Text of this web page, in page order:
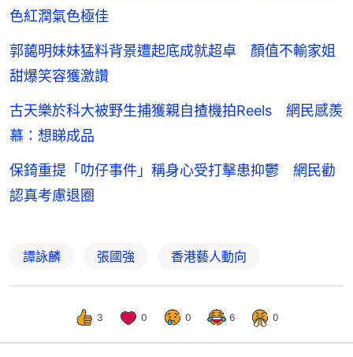
色紅潤氣色極佳
郭藹明妹妹猛料背景遭起底成就超卓 顏值不輸家姐
甜爆笑容獲激讚
古天樂於科大被野生捕獲親自揸機拍Reels 網民感羨
慕：想睇成品
保錡重提「叻仔事件」稱身心受打擊患抑鬱 網民勸
認真考慮退圈
譚詠麟 張國強 香港藝人動向
3 0 0 6 0